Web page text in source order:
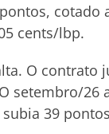
cotado
cents/lbp.
O contrato
setembro/26
39